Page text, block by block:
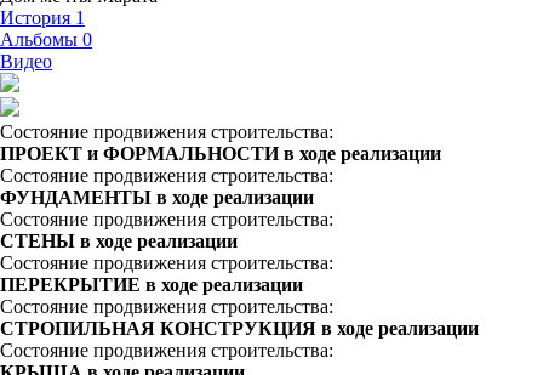
История 1
Альбомы 0
Видео
Состояние продвижения строительства:
ПРОЕКТ и ФОРМАЛЬНОСТИ в ходе реализации
Состояние продвижения строительства:
ФУНДАМЕНТЫ в ходе реализации
Состояние продвижения строительства:
СТЕНЫ в ходе реализации
Состояние продвижения строительства:
ПЕРЕКРЫТИЕ в ходе реализации
Состояние продвижения строительства:
СТРОПИЛЬНАЯ КОНСТРУКЦИЯ в ходе реализации
Состояние продвижения строительства: